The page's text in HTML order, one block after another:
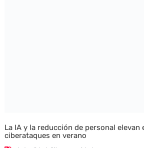
La IA y la reducción de personal elevan
ciberataques en verano